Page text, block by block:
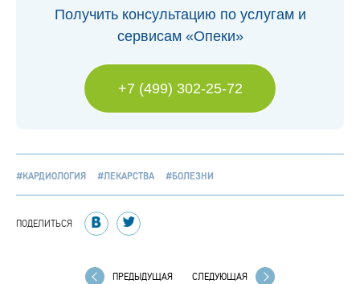
Получить консультацию по услугам и
сервисам «Опеки»
+7 (499) 302-25-72
#КАРДИОЛОГИЯ #ЛЕКАРСТВА #БОЛЕЗНИ
ПОДЕЛИТЬСЯ
ПРЕДЫДУЩАЯ СЛЕДУЮЩАЯ